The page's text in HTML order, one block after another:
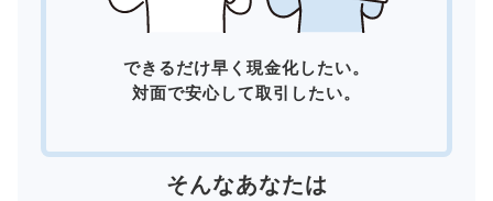
できるだけ早く現金化したい。
対面で安心して取引したい。
そんなあなたは